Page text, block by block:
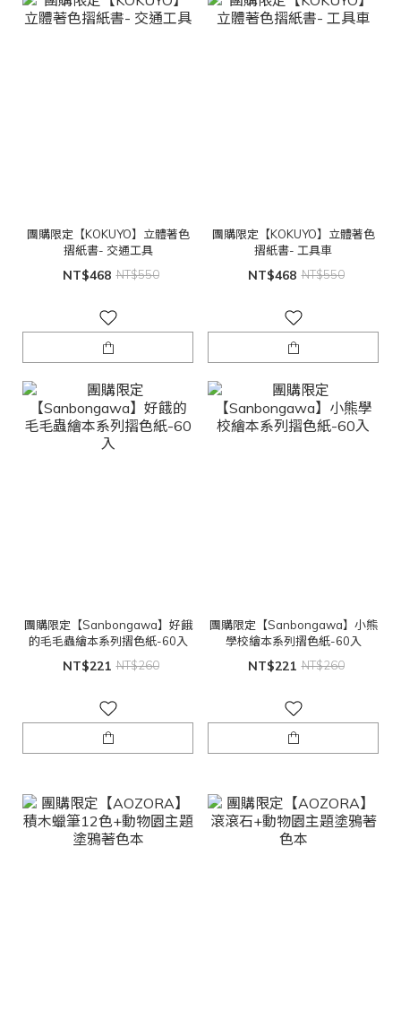
團購限定【KOKUYO】立體著色
摺紙書- 交通工具
NT$468 NT$550
團購限定【KOKUYO】立體著色
摺紙書- 工具車
NT$468 NT$550
團購限定【Sanbongawa】好餓
的毛毛蟲繪本系列摺色紙-60入
NT$221 NT$260
團購限定【Sanbongawa】小熊
學校繪本系列摺色紙-60入
NT$221 NT$260